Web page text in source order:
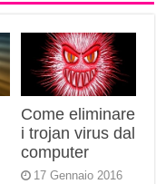
Come eliminare
i trojan virus dal
computer
17 Gennaio 2016